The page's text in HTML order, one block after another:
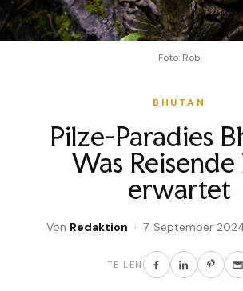
Foto: Rob
BHUTAN
Pilze-Paradies
Was
erwartet
Von Redaktion · 7. September
TEILEN